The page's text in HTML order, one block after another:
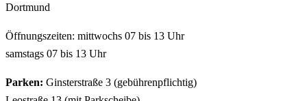
Dortmund
Öffnungszeiten: mittwochs 07 bis 13 Uhr
samstags 07 bis 13 Uhr
Parken: Ginsterstraße 3 (gebührenpflichtig)